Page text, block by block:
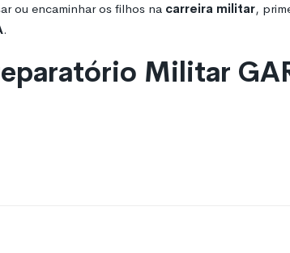
ou encaminhar os filhos na carreira militar,
.
Militar